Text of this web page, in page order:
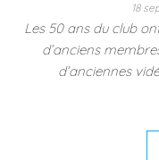
18
Les 50 ans du club
d’anciens
d’anciennes